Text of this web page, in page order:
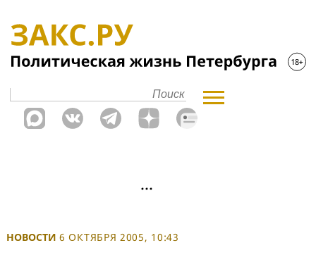
НОВОСТИ 6 ОКТЯБРЯ 2005, 10:43